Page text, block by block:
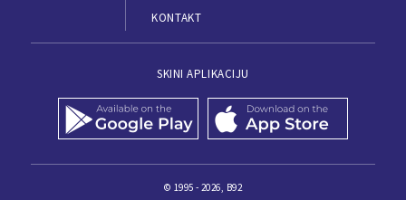
KONTAKT
SKINI APLIKACIJU
© 1995 - 2026, B92